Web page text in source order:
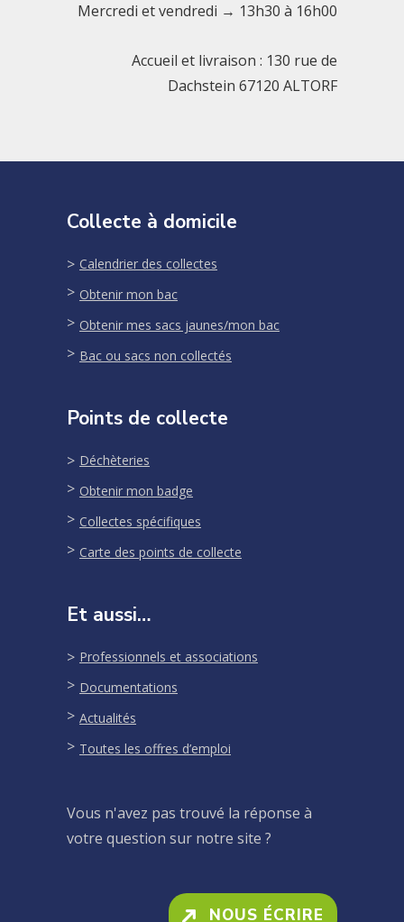
Mercredi et vendredi → 13h30 à 16h00
Accueil et livraison : 130 rue de
Dachstein 67120 ALTORF
Collecte à domicile
Calendrier des collectes
Obtenir mon bac
Obtenir mes sacs jaunes/mon bac
Bac ou sacs non collectés
Points de collecte
Déchèteries
Obtenir mon badge
Collectes spécifiques
Carte des points de collecte
Et aussi…
Professionnels et associations
Documentations
Actualités
Toutes les offres d’emploi
Vous n'avez pas trouvé la réponse à
votre question sur notre site ?
NOUS ÉCRIRE